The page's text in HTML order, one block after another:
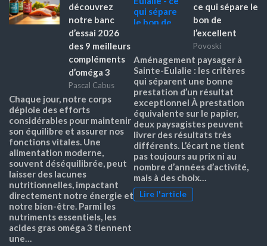
découvrez
notre banc
d’essai 2026
des 9 meilleurs
compléments
d’oméga 3
Pascal Cabus
Chaque jour, notre corps
déploie des efforts
considérables pour maintenir
son équilibre et assurer nos
fonctions vitales. Une
alimentation moderne,
souvent déséquilibrée, peut
laisser des lacunes
nutritionnelles, impactant
directement notre énergie et
notre bien-être. Parmi les
nutriments essentiels, les
acides gras oméga 3 tiennent
une…
ce qui sépare le
bon de
l’excellent
Povoski
Aménagement paysager à
Sainte-Eulalie : les critères
qui séparent une bonne
prestation d’un résultat
exceptionnel À prestation
équivalente sur le papier,
deux paysagistes peuvent
livrer des résultats très
différents. L’écart ne tient
pas toujours au prix ni au
nombre d’années d’activité,
mais à des choix…
Lire l'article